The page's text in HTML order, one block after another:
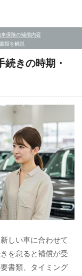
車保険の補償内容
類を解説
きの時期・
しい車に合わせて
を怠ると補償が受
書類、タイミング